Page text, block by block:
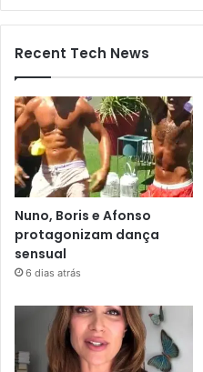
Recent Tech News
Nuno, Boris e Afonso
protagonizam dança
sensual
6 dias atrás